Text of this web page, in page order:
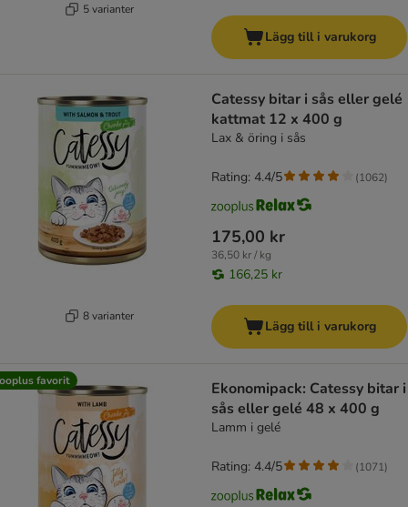
5 varianter
Lägg till i varukorg
8 varianter
Catessy bitar i sås eller gelé
kattmat 12 x 400 g
Lax & öring i sås
175,00 kr
36,50 kr / kg
166,25 kr
Rating: 4.4/5 (1062)
Lägg till i varukorg
favorit
Ekonomipack: Catessy bitar i
sås eller gelé 48 x 400 g
Lamm i gelé
Rating: 4.4/5 (1071)